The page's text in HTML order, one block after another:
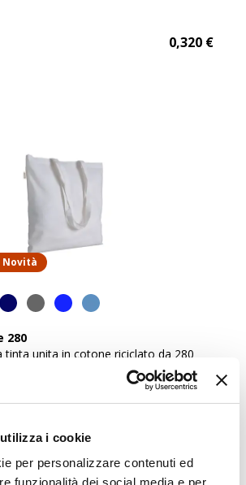
i cookie
per personalizzare contenuti ed
funzionalità dei social media e per
0,320 €
Novità
280
tinta unita in cotone riciclato da 280
2,750€